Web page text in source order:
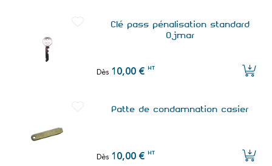
Clé pass pénalisation standard
Ojmar
Dès 10,00 € HT
Patte de condamnation casier
Dès 10,00 € HT